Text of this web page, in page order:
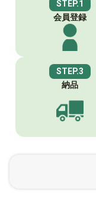
STEP.1
会員登録
STEP.3
納品